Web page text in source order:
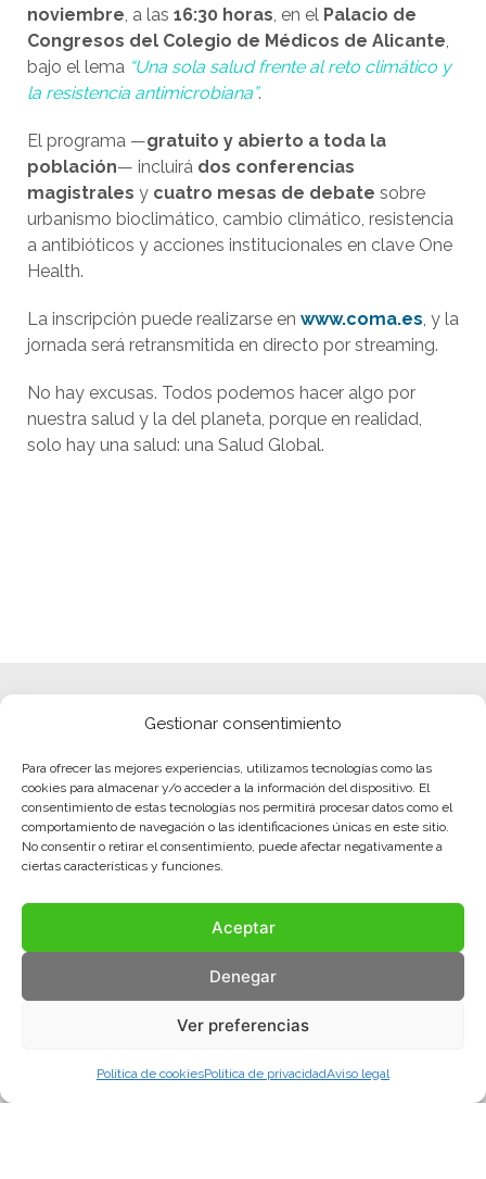
Gestionar consentimiento
Para ofrecer las mejores experiencias, utilizamos tecnologías como las
cookies para almacenar y/o acceder a la información del dispositivo. El
consentimiento de estas tecnologías nos permitirá procesar datos como el
comportamiento de navegación o las identificaciones únicas en este sitio.
No consentir o retirar el consentimiento, puede afectar negativamente a
ciertas características y funciones.
Aceptar
Denegar
Ver preferencias
Política de cookiesPolítica de privacidadAviso legal
noviembre, a las 16:30 horas, en el Palacio de
Congresos del Colegio de Médicos de Alicante,
bajo el lema “Una sola salud frente al reto climático y
la resistencia antimicrobiana”.
El programa —gratuito y abierto a toda la
población— incluirá dos conferencias
magistrales y cuatro mesas de debate sobre
urbanismo bioclimático, cambio climático, resistencia
a antibióticos y acciones institucionales en clave One
Health.
La inscripción puede realizarse en www.coma.es, y la
jornada será retransmitida en directo por streaming.
No hay excusas. Todos podemos hacer algo por
nuestra salud y la del planeta, porque en realidad,
solo hay una salud: una Salud Global.